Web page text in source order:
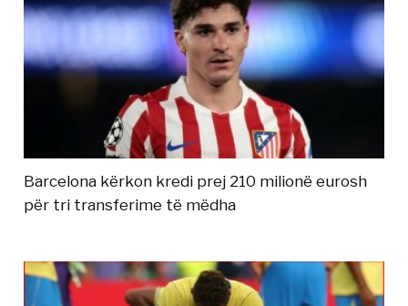
Barcelona kërkon kredi prej 210 milionë eurosh
për tri transferime të mëdha